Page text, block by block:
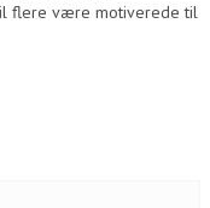
flere være motiverede til